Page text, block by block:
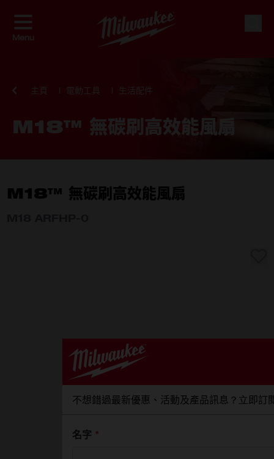
不想錯過最新優惠、活動及產品訊息？立即訂
名字 *
Menu
主頁 電動工具 生活配件
M18™ 無碳刷高效能風扇
M18™ 無碳刷高效能風扇